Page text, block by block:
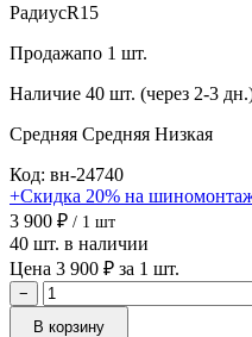
РадиусR15
Продажапо 1 шт.
Наличие 40 шт. (через 2-3
Средняя Средняя Низкая
Код: вн-24740
+Скидка 20% на
3 900 ₽ / 1 шт
40 шт. в наличии
Цена 3 900 ₽ за 1 шт.
−
В корзину